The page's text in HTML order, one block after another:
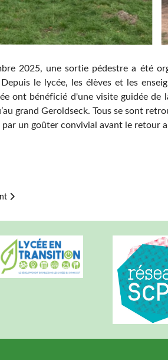
2025, une sortie pédestre a été
le lycée, les élèves et les
ont bénéficié d'une visite guidée de
grand Geroldseck. Tous se sont
par un goûter convivial avant le retour
de cohésion des 2nde professionnelles
suivant : Récupérer son diplôme du